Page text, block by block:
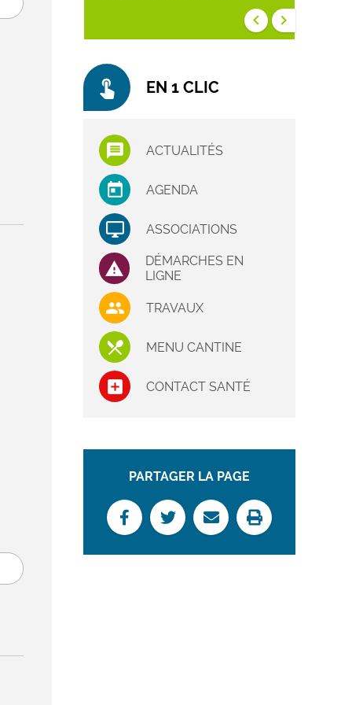
keyboard_arrow_left keyboard_arrow_right
touch_app EN 1 CLIC
ACTUALITÉS
AGENDA
ASSOCIATIONS
DÉMARCHES EN
LIGNE
TRAVAUX
MENU CANTINE
CONTACT SANTÉ
PARTAGER LA PAGE